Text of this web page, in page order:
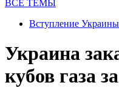
ВСЕ ТЕМЫ
Вступление
Украина
кубов газа